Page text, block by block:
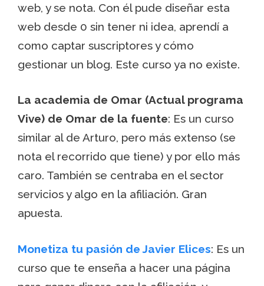
web, y se nota. Con él pude diseñar esta
web desde 0 sin tener ni idea, aprendí a
como captar suscriptores y cómo
gestionar un blog. Este curso ya no existe.
La academia de Omar (Actual programa
Vive) de Omar de la fuente: Es un curso
similar al de Arturo, pero más extenso (se
nota el recorrido que tiene) y por ello más
caro. También se centraba en el sector
servicios y algo en la afiliación. Gran
apuesta.
Monetiza tu pasión de Javier Elices: Es un
curso que te enseña a hacer una página